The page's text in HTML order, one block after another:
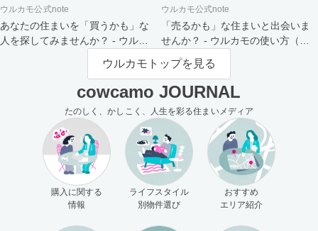
ウルカモ公式note
あなたの住まいを「買うかも」な
人を探してみませんか？ - ウルカ
ウルカモ公式note
「売るかも」な住まいと出会いま
せんか？ - ウルカモの使い方（買
主さま向け）
ウルカモトップを見る
cowcamo JOURNAL
たのしく、かしこく、人生を彩る住まいメディア
購入に関する
情報
ライフスタイル
別物件選び
おすすめ
エリア紹介